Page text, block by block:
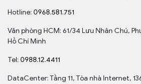
Hotline: 0968.581.751
Văn phòng HCM: 61/34 Lưu Nhân Chú,
Hồ Chí Minh
Tel: 0988.12.4411
DataCenter: Tầng 11, Tòa nhà Internet,